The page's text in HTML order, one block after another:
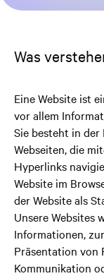
Was
Eine Website ist
vor allem
Sie besteht in der
Webseiten, die
Hyperlinks
Website im
der Website als
Unsere Websites
Informationen,
Präsentation von
Kommunikation